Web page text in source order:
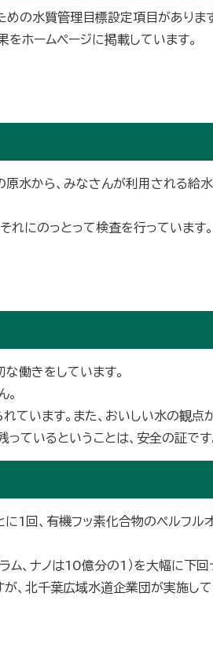
の水質管理目標設定項目があります
をホームページに掲載しています。
水から、みなさんが利用される給
れにのっとって検査を行っています。
働きをしています。
。
ています。また、おいしい水の観
ているということは、安全の証です
1回、有機フッ素化合物のペルフル
、ナノは10億分の1）を大幅に下回
、北千葉広域水道企業団が実施し